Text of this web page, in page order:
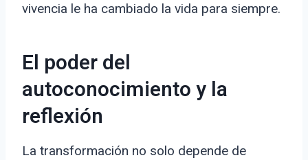
vivencia le ha cambiado la vida para siempre.
El poder del
autoconocimiento y la
reflexión
La transformación no solo depende de